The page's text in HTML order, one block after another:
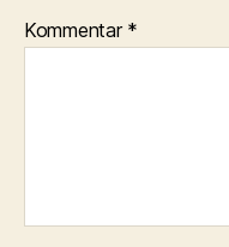
Kommentar *